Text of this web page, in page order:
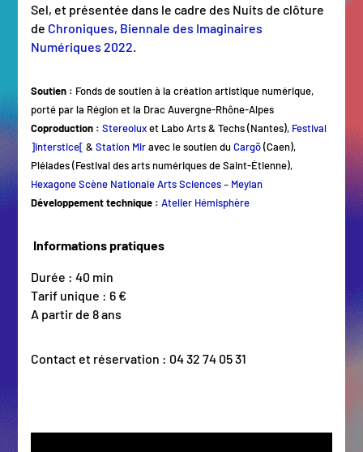
Sel, et présentée dans le cadre des Nuits de clôture
de Chroniques, Biennale des Imaginaires
Numériques 2022
Soutien : Fonds de soutien à la création artistique numérique,
porté par la Région et la Drac Auvergne-Rhône-Alpes
Coproduction :Stereoluxet Labo Arts & Techs (Nantes), Festival
]interstice[ &Station Miravec le soutien duCargö(Caen),
Pléiades (Festival des arts numériques de Saint-Étienne),
Hexagone Scène Nationale Arts Sciences – Meylan
Développement technique : Atelier Hémisphère
Informations pratiques
Durée : 40 min
Tarif unique : 6 €
A partir de 8 ans
Contact et réservation : 04 32 74 05 31